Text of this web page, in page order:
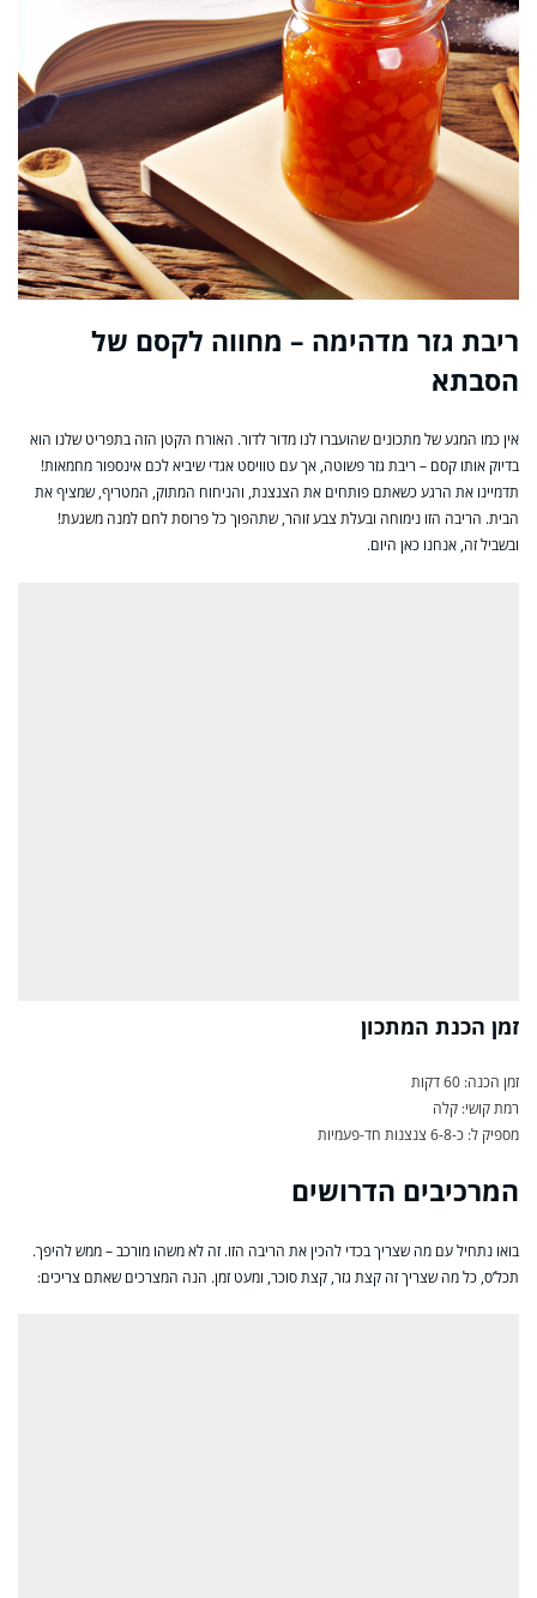
ריבת גזר מדהימה – מחווה לקסם של
הסבתא
אין כמו המגע של מתכונים שהועברו לנו מדור לדור. האורח הקטן הזה בתפריט שלנו הוא
בדיוק אותו קסם – ריבת גזר פשוטה, אך עם טוויסט אגדי שיביא לכם אינספור מחמאות!
תדמיינו את הרגע כשאתם פותחים את הצנצנת, והניחוח המתוק, המטריף, שמציף את
הבית. הריבה הזו נימוחה ובעלת צבע זוהר, שתהפוך כל פרוסת לחם למנה משגעת!
ובשביל זה, אנחנו כאן היום.
זמן הכנת המתכון
זמן הכנה: 60 דקות
רמת קושי: קלה
מספיק ל: כ-6-8 צנצנות חד-פעמיות
המרכיבים הדרושים
בואו נתחיל עם מה שצריך בכדי להכין את הריבה הזו. זה לא משהו מורכב – ממש להיפך.
תכל’ס, כל מה שצריך זה קצת גזר, קצת סוכר, ומעט זמן. הנה המצרכים שאתם צריכים: